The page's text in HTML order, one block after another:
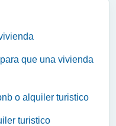
que una vivienda
o alquiler turistico
turistico